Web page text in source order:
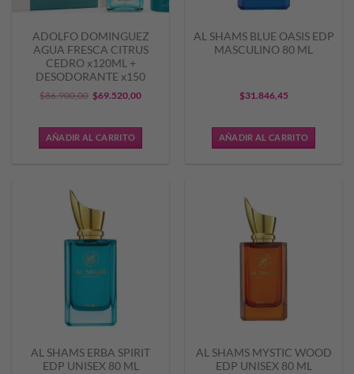
ADOLFO DOMINGUEZ
AGUA FRESCA CITRUS
CEDRO x120ML +
DESODORANTE x150
$86.900,00 El
original
era:
$69.520,00El
es:
AÑADIR AL CARRITO
AL SHAMS BLUE OASIS EDP
MASCULINO 80 ML
$31.846,45
AÑADIR AL CARRITO
AL SHAMS ERBA SPIRIT
EDP UNISEX 80 ML
AL SHAMS MYSTIC WOOD
EDP UNISEX 80 ML